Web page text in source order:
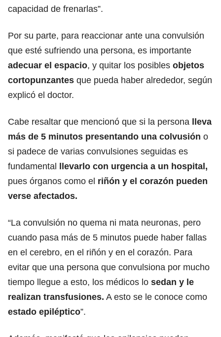
capacidad de frenarlas”.
Por su parte, para reaccionar ante una convulsión
que esté sufriendo una persona, es importante
adecuar el espacio, y quitar los posibles objetos
cortopunzantes que pueda haber alrededor, según
explicó el doctor.
Cabe resaltar que mencionó que si la persona
lleva
más de 5 minutos presentando una colvusión o
si padece de varias convulsiones seguidas es
fundamental
llevarlo con urgencia a un hospital,
pues órganos como el riñón y el corazón pueden
verse afectados.
“La convulsión no quema ni mata neuronas, pero
cuando pasa más de 5 minutos puede haber fallas
en el cerebro, en el riñón y en el corazón. Para
evitar que una persona que convulsiona por mucho
tiempo llegue a esto, los médicos lo sedan y le
realizan transfusiones. A esto se le conoce como
estado epiléptico”.